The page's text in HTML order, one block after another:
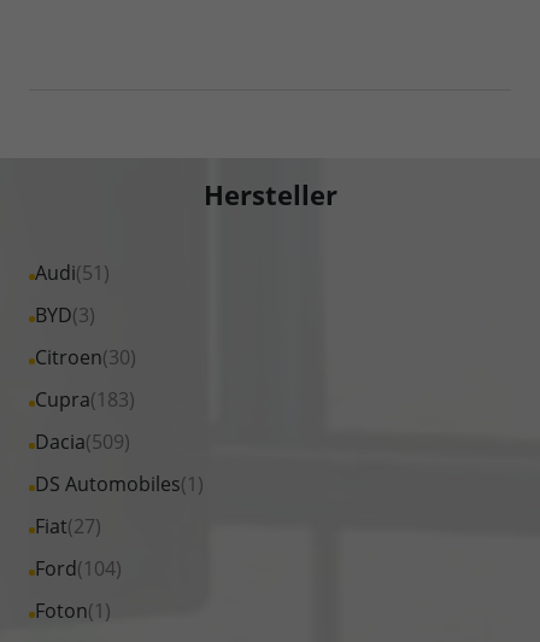
Hersteller
Audi(51)
Alle
Fahrzeuge
Audi
anzeigen
BYD(3)
Alle
Fahrzeuge
BYD
anzeigen
Citroen(30)
Alle
Fahrzeuge
Citroen
anzeigen
Cupra(183)
Alle
Fahrzeuge
Cupra
anzeigen
Dacia(509)
Alle
Fahrzeuge
Dacia
anzeigen
DS Automobiles(1)
Alle
Fahrzeuge
DS
Automobiles
Fiat(27)
Alle
Fahrzeuge
Fiat
Ford(104)
Alle
Fahrzeuge
Foton(1)
Alle